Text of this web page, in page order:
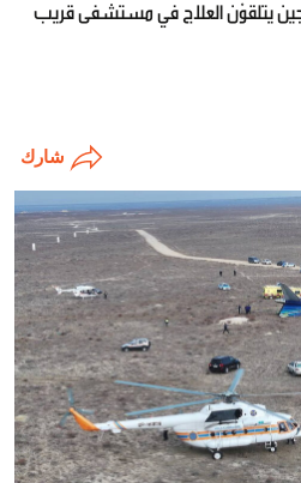
يتلقوْن العلاج في مستشفى قريب
شارك